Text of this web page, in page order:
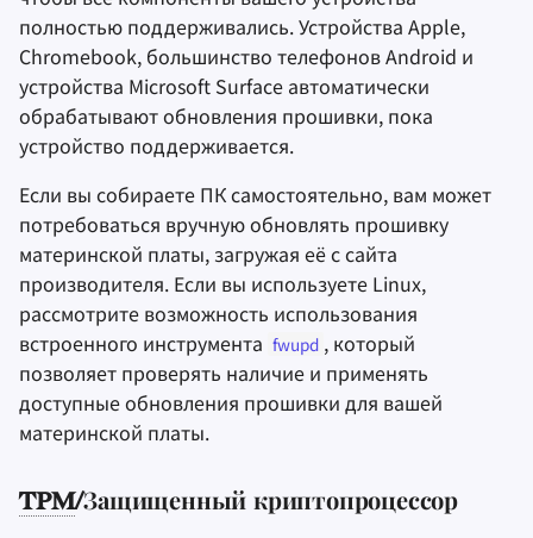
полностью поддерживались. Устройства Apple,
Chromebook, большинство телефонов Android и
устройства Microsoft Surface автоматически
обрабатывают обновления прошивки, пока
устройство поддерживается.
Если вы собираете ПК самостоятельно, вам может
потребоваться вручную обновлять прошивку
материнской платы, загружая её с сайта
производителя. Если вы используете Linux,
рассмотрите возможность использования
встроенного инструмента fwupd , который
позволяет проверять наличие и применять
доступные обновления прошивки для вашей
материнской платы.
TPM/Защищенный криптопроцессор